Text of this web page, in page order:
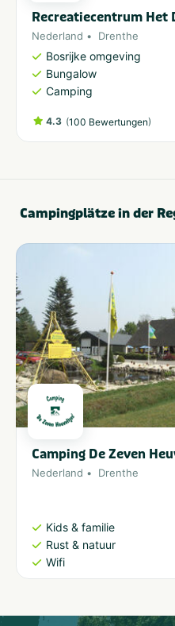
Recreatiecentrum Het
Nederland Drenthe
Bosrijke omgeving
Bungalow
Camping
4.3 (100 Bewertungen)
Campingplätze in der
Camping De Zeven
Nederland Drenthe
Kids & familie
Rust & natuur
Wifi